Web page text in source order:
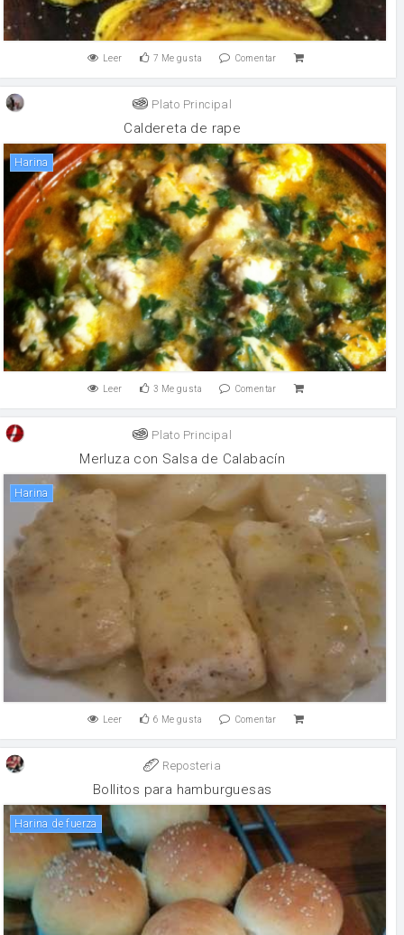
Leer 7 Me gusta Comentar
Plato Principal
Caldereta de rape
harina
Leer 3 Me gusta Comentar
Plato Principal
Merluza con Salsa de Calabacín
harina
Leer 6 Me gusta Comentar
Reposteria
Bollitos para hamburguesas
harina de fuerza